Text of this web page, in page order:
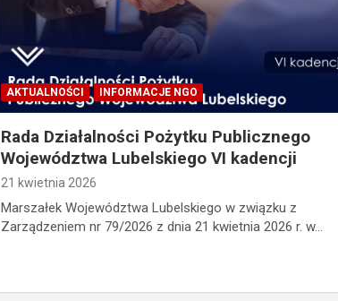
AKTUALNOŚCI INFORMACJE NGO
Rada Działalności Pożytku Publicznego
Województwa Lubelskiego VI kadencji
21 kwietnia 2026
Marszałek Województwa Lubelskiego w związku z
Zarządzeniem nr 79/2026 z dnia 21 kwietnia 2026 r. w…